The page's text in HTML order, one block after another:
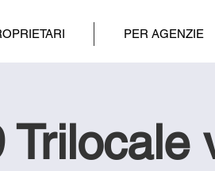
PER AGENZIE
Trilocale